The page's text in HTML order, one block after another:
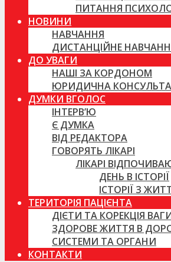
ПИТАННЯ
НОВИНИ
НАВЧАННЯ
ДИСТАНЦІЙНЕ
ДО УВАГИ
НАШІ ЗА КОРДОНОМ
ЮРИДИЧНА
ДУМКИ ВГОЛОС
ІНТЕРВ’Ю
Є ДУМКА
ВІД РЕДАКТОРА
ГОВОРЯТЬ ЛІКАРІ
ЛІКАРІ
ДЕНЬ В ІСТОРІЇ
ІСТОРІЇ З
ТЕРИТОРІЯ ПАЦІЄНТА
ДІЄТИ ТА КОРЕКЦІЯ
ЗДОРОВЕ ЖИТТЯ В
СИСТЕМИ ТА ОРГАНИ
КОНТАКТИ